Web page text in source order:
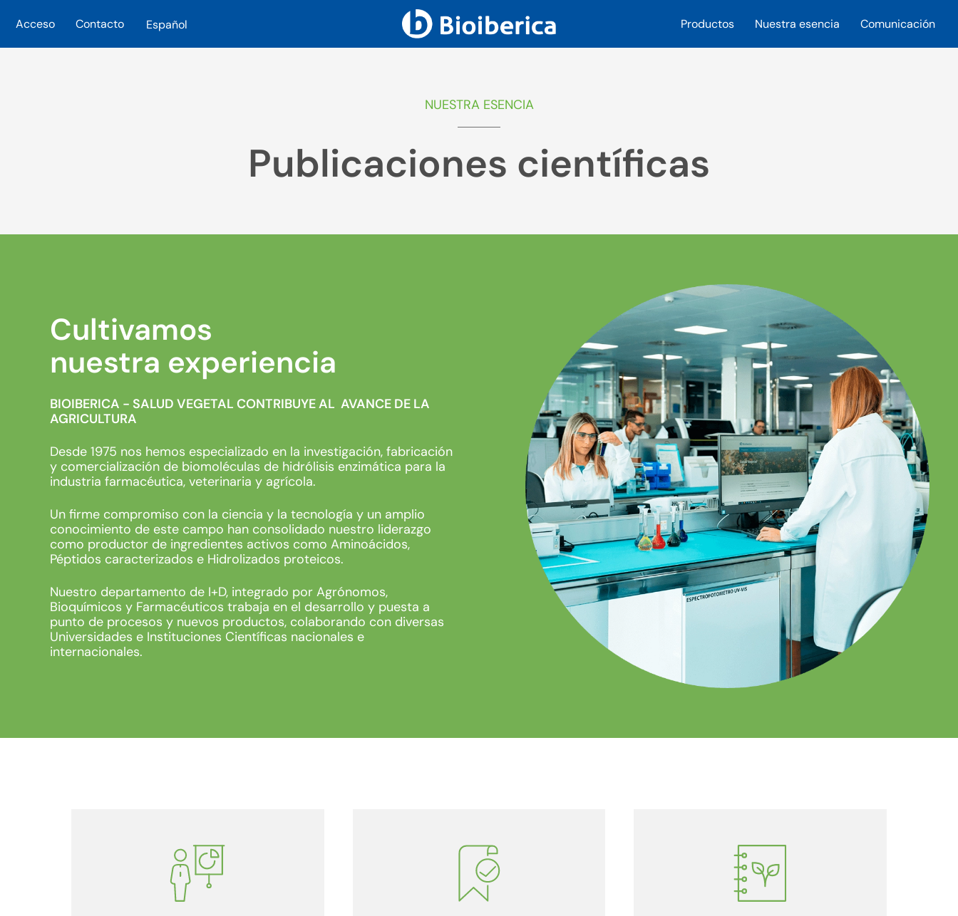
Acceso Contacto Español Productos Nuestra esencia Comunicación
NUESTRA ESENCIA
Publicaciones científicas
Cultivamos
nuestra experiencia
BIOIBERICA - SALUD VEGETAL CONTRIBUYE AL AVANCE DE LA
AGRICULTURA
Desde 1975 nos hemos especializado en la investigación, fabricación
y comercialización de biomoléculas de hidrólisis enzimática para la
industria farmacéutica, veterinaria y agrícola.
Un firme compromiso con la ciencia y la tecnología y un amplio
conocimiento de este campo han consolidado nuestro liderazgo
como productor de ingredientes activos como Aminoácidos,
Péptidos caracterizados e Hidrolizados proteicos.
Nuestro departamento de I+D, integrado por Agrónomos,
Bioquímicos y Farmacéuticos trabaja en el desarrollo y puesta a
punto de procesos y nuevos productos, colaborando con diversas
Universidades e Instituciones Científicas nacionales e
internacionales.